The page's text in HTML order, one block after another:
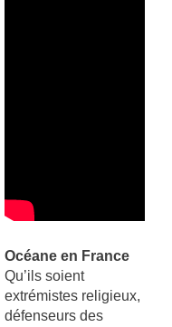
Océane en France
Qu’ils soient
extrémistes religieux,
défenseurs des